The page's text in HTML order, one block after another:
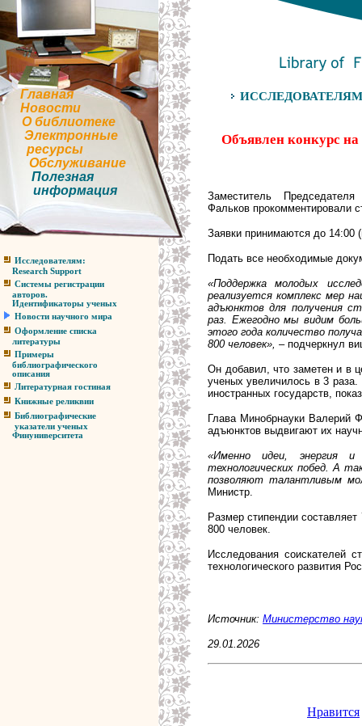
Главная
Новости
О библиотеке
Электронные
ресурсы
Обслуживание
Полезная
информация
Исследователям:
Research Support
Системы регистрации
авторов.
Идентификаторы ученых
Новости научного мира
Оформление списка
литературы
Примеры
библиографического
описания
Литературная гостиная
Книжные реликвии
Библиографические
указатели ученых
Финуниверситета
ИССЛЕДОВАТЕЛЯМ.
Объявлен конкурс
Заместитель
Фальков прокомментировали
Заявки принимаются до 14:00
Подать все необходимые
«Поддержка молодых
реализуется комплекс мер
адъюнктов для получения
раз. Ежегодно мы видим
этого года количество
800 человек», – подчеркнул
Он добавил, что заметен и в
ученых увеличилось в 3
иностранных государств,
Глава Минобрнауки Валерий
адъюнктов выдвигают их
«Именно идеи, энергия и
технологических побед. А
позволяют талантливым
Министр.
Размер стипендии
800 человек.
Исследования соискателей
технологического развития
Источник: Министерство
29.01.2026
Нравится